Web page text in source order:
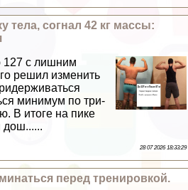
тела, согнал 42 кг массы:
127 с лишним
решил изменить
минимум по три-
В итоге на пике
дош......
28 07 2026 18:33:29
перед тренировкой.